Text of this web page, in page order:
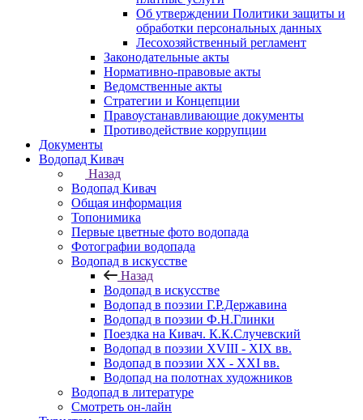
Об утверждении Политики защиты и
обработки персональных данных
Лесохозяйственный регламент
Законодательные акты
Нормативно-правовые акты
Ведомственные акты
Стратегии и Концепции
Правоустанавливающие документы
Противодействие коррупции
Документы
Водопад Кивач
Назад
Водопад Кивач
Общая информация
Топонимика
Первые цветные фото водопада
Фотографии водопада
Водопад в искусстве
Назад
Водопад в искусстве
Водопад в поэзии Г.Р.Державина
Водопад в поэзии Ф.Н.Глинки
Поездка на Кивач. К.К.Случевский
Водопад в поэзии XVIII - XIX вв.
Водопад в поэзии XX - XXI вв.
Водопад на полотнах художников
Водопад в литературе
Смотреть он-лайн